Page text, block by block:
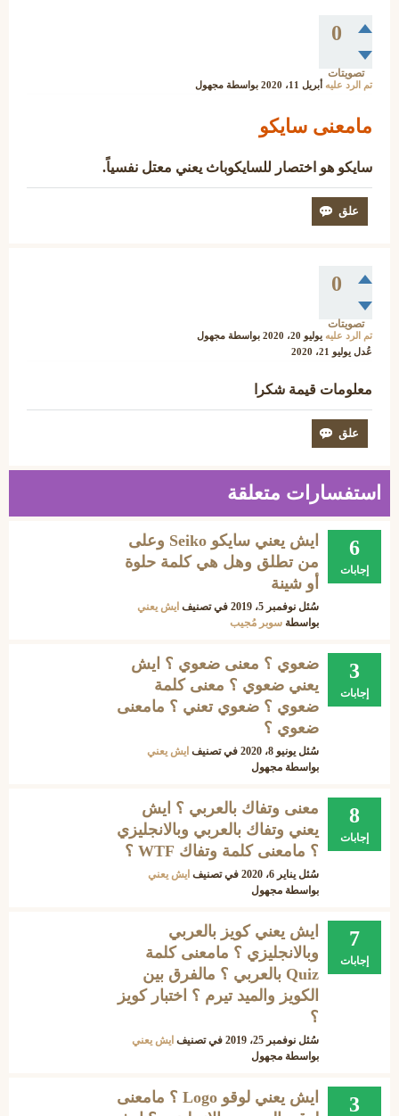
0
تصويتات
تم الرد عليه أبريل 11، 2020 بواسطة مجهول
مامعنى سايكو
سايكو هو اختصار للسايكوباث يعني معتل نفسياً.
0
تصويتات
تم الرد عليه يوليو 20، 2020 بواسطة مجهول
عُدل يوليو 21، 2020
معلومات قيمة شكرا
استفسارات متعلقة
6
إجابات
ايش يعني سايكو Seiko وعلى
من تطلق وهل هي كلمة حلوة
أو شينة
سُئل نوفمبر 5، 2019 في تصنيف ايش يعني
بواسطة سوبر مُجيب
3
إجابات
ضعوي ؟ معنى ضعوي ؟ ايش
يعني ضعوي ؟ معنى كلمة
ضعوي ؟ ضعوي تعني ؟ مامعنى
ضعوي ؟
سُئل يونيو 8، 2020 في تصنيف ايش يعني
بواسطة مجهول
8
إجابات
معنى وتفاك بالعربي ؟ ايش
يعني وتفاك بالعربي وبالانجليزي
؟ مامعنى كلمة وتفاك WTF ؟
سُئل يناير 6، 2020 في تصنيف ايش يعني
بواسطة مجهول
7
إجابات
ايش يعني كويز بالعربي
وبالانجليزي ؟ مامعنى كلمة
Quiz بالعربي ؟ مالفرق بين
الكويز والميد تيرم ؟ اختبار كويز
؟
سُئل نوفمبر 25، 2019 في تصنيف ايش يعني
بواسطة مجهول
3
ايش يعني لوقو Logo ؟ مامعنى